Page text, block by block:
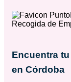
Encuentra
en Córdoba